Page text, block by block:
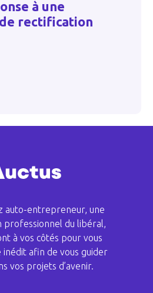
à une
rectification
auto-entrepreneur, une
professionnel du libéral,
à vos côtés pour vous
afin de vous guider
vos projets d’avenir.